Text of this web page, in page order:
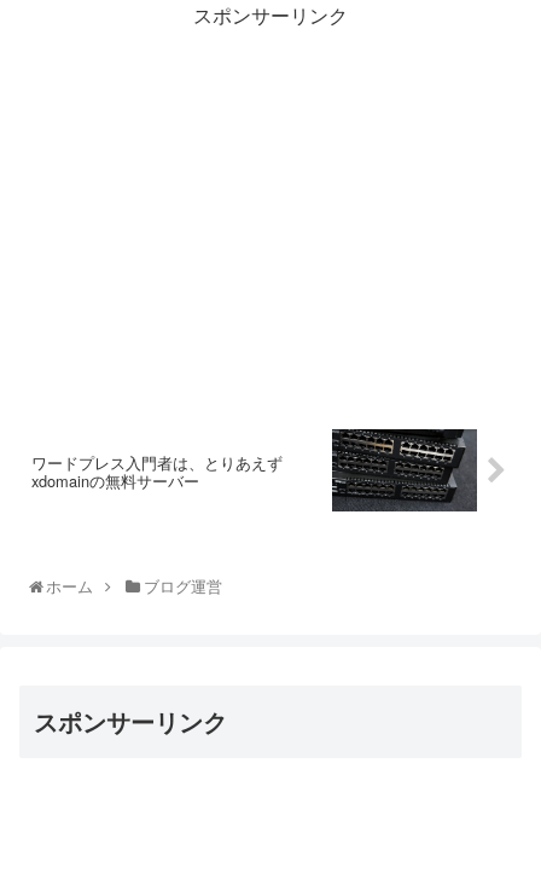
スポンサーリンク
ワードプレス入門者は、とりあえず
xdomainの無料サーバー
ホーム ブログ運営
スポンサーリンク